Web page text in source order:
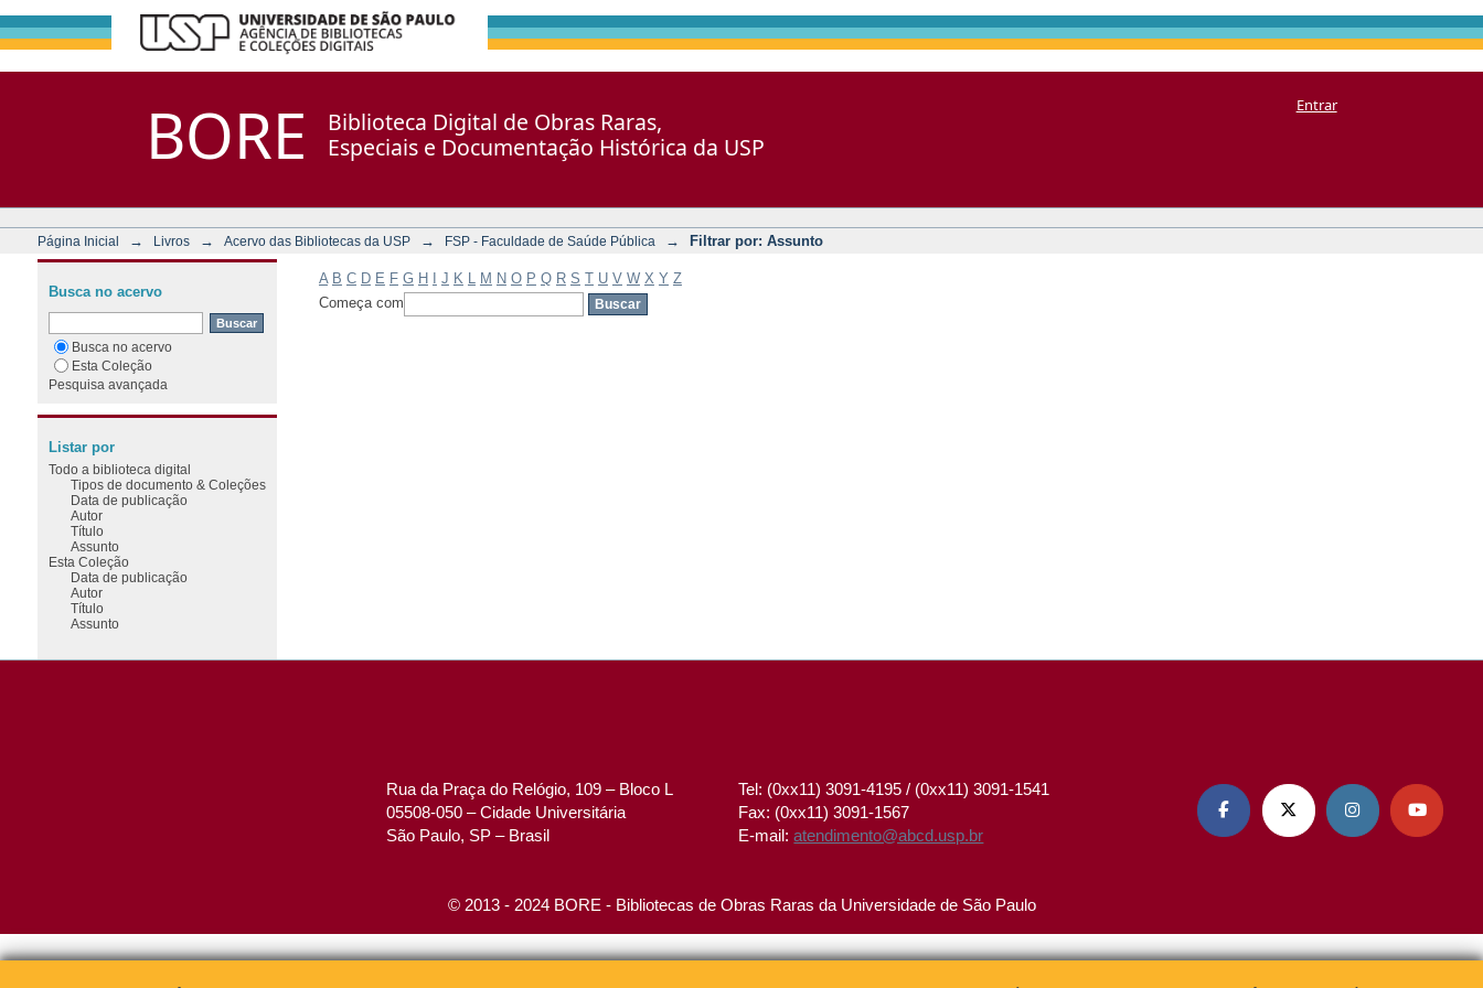
BORE
Biblioteca Digital de Obras Raras,
Especiais e Documentação Histórica da USP
Entrar
Página Inicial → Livros → Acervo das Bibliotecas da USP → FSP - Faculdade de Saúde Pública → Filtrar por: Assunto
A B C D E F G H J K M N O P Q R S T U V W X Y Z
Começa com
Busca no acervo
Busca no acervo
Esta Coleção
Pesquisa avançada
Listar por
Todo a biblioteca digital
Tipos de documento & Coleções
Data de publicação
Autor
Título
Assunto
Esta Coleção
Data de publicação
Autor
Título
Assunto
Rua da Praça do Relógio, 109 – Bloco L
05508-050 – Cidade Universitária
São Paulo, SP – Brasil
Tel: (0xx11) 3091-4195 / (0xx11) 3091-1541
Fax: (0xx11) 3091-1567
E-mail:atendimento@abcd.usp.br
   
© 2013 - 2024 BORE - Bibliotecas de Obras Raras da Universidade de São Paulo